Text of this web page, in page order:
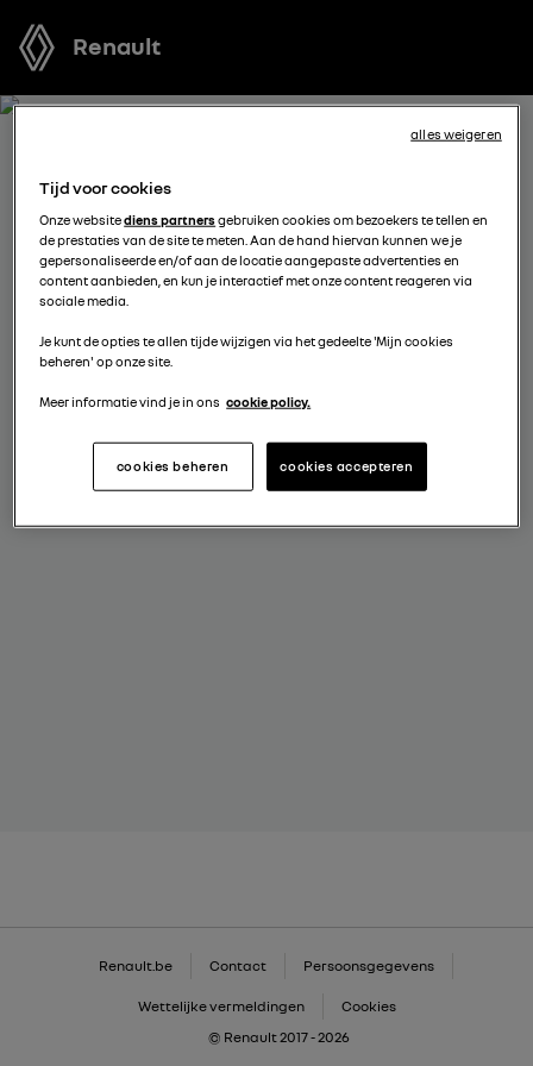
Renault
BOEK EEN TESTRIT MET
GRAND KANGOO
Welk voertuig past het best bij u? Voordat u een keuze
maakt, kunt u een gratis proefrit met een van onze
modellen boeken.
Renault.be Contact Persoonsgegevens
Wettelijke vermeldingen
Cookies
© Renault 2017 - 2026
Tijd voor cookies
Onze websitediens partnersgebruiken cookies om bezoekers te tellen en
de prestaties van de site te meten. Aan de hand hiervan kunnen we je
gepersonaliseerde en/of aan de locatie aangepaste advertenties en
content aanbieden, en kun je interactief met onze content reageren via
sociale media.
Je kunt de opties te allen tijde wijzigen via het gedeelte 'Mijn cookies
beheren' op onze site.
Meer informatie vind je in ons cookie policy.
cookies accepteren
cookies beheren
alles weigeren